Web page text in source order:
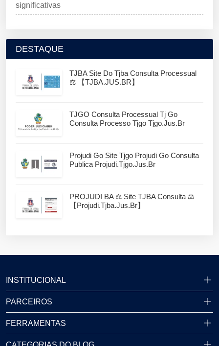
significativas
DESTAQUE
TJBA Site Do Tjba Consulta Processual
⚖️ 【TJBA.JUS.BR】
TJGO Consulta Processual Tj Go
Consulta Processo Tjgo Tjgo.jus.br
Projudi Go Site Tjgo Projudi Go Consulta
Publica Projudi.tjgo.jus.br
PROJUDI BA ⚖️ Site TJBA Consulta ⚖️
【projudi.tjba.jus.br】
INSTITUCIONAL
PARCEIROS
FERRAMENTAS